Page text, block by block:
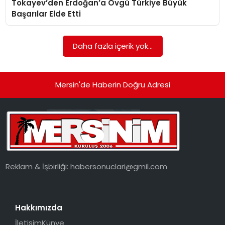
EKONOMI
Tokayev’den Erdoğan’a Övgü Türkiye Büyük
Başarılar Elde Etti
Daha fazla içerik yok...
Mersin'de Haberin Doğru Adresi
Reklam & İşbirliği:habersonuclari@gmil.com
Hakkımızda
İletişimKünye